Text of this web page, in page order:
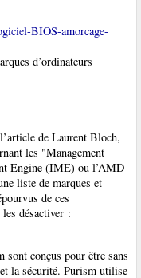
BIOS-amorcage-
d’ordinateurs
de Laurent Bloch,
les "Management
Engine (IME) ou l’AMD
liste de marques et
de ces
désactiver :
conçus pour être sans
la sécurité. Purism utilise